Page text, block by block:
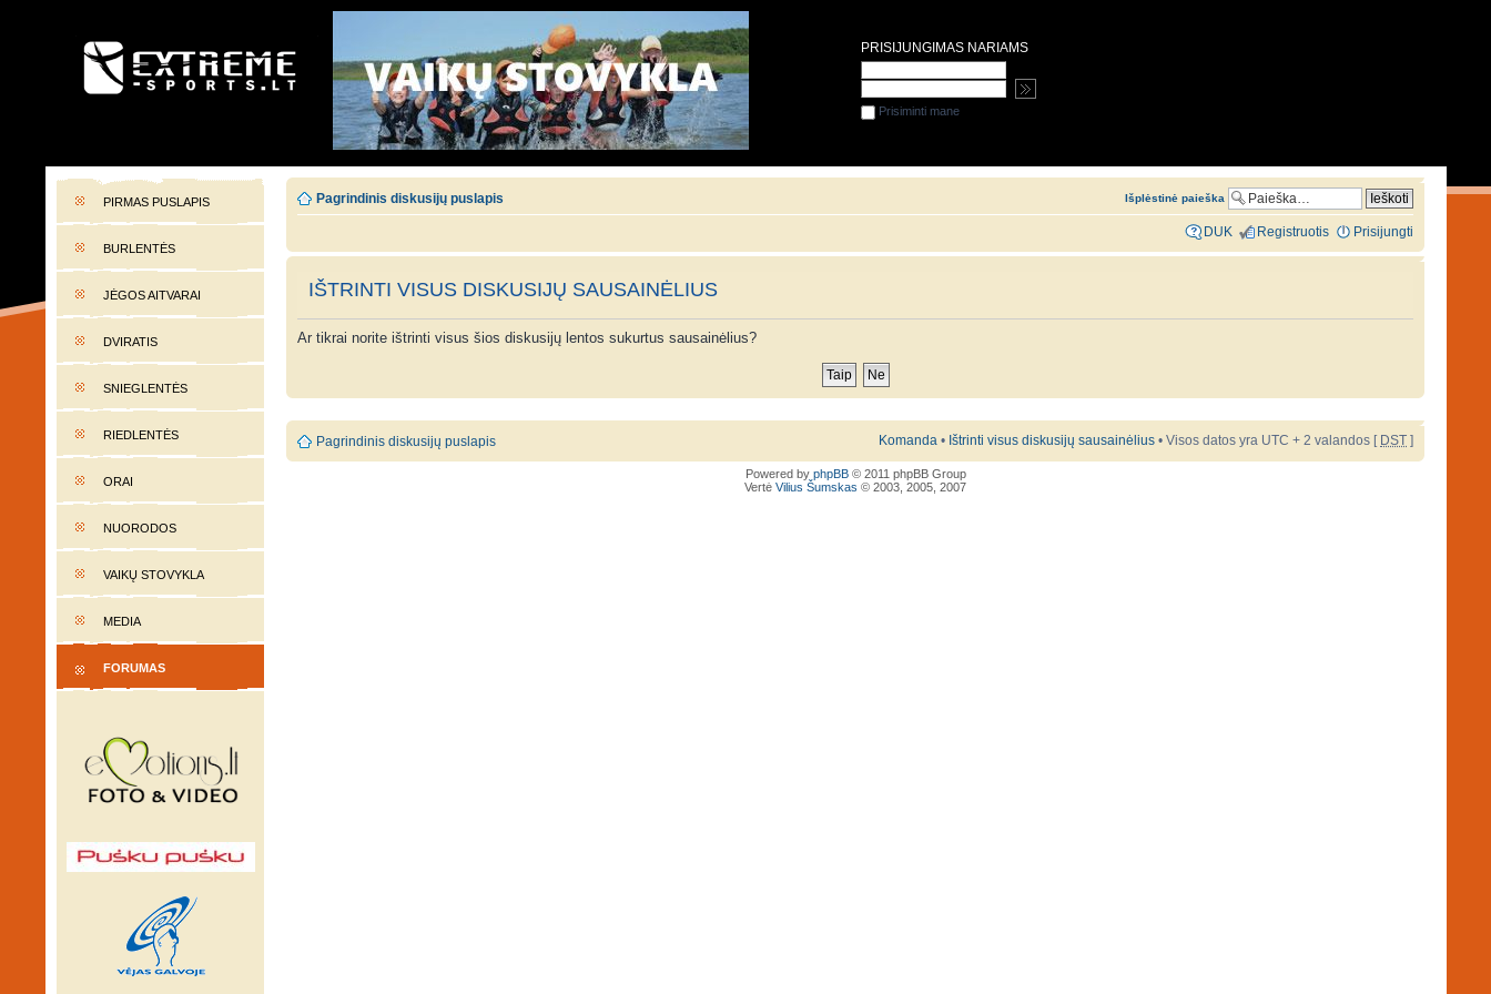
EXTREME-SPORTS.LT
PIRMAS PUSLAPIS
BURLENTĖS
JĖGOS AITVARAI
DVIRATIS
SNIEGLENTĖS
RIEDLENTĖS
ORAI
NUORODOS
VAIKŲ STOVYKLA
MEDIA
FORUMAS
Pagrindinis diskusijų puslapis Išplėstinė paieška
DUK Registruotis Prisijungti
IŠTRINTI VISUS DISKUSIJŲ SAUSAINĖLIUS
Ar tikrai norite ištrinti visus šios diskusijų lentos sukurtus sausainėlius?
Pagrindinis diskusijų puslapis Komanda • Ištrinti visus diskusijų sausainėlius • Visos datos yra UTC + 2 valandos [ DST ]
Powered by phpBB© 2011 phpBB Group
Vertė Vilius Šumskas © 2003, 2005, 2007
PRISIJUNGIMAS NARIAMS
Prisiminti mane